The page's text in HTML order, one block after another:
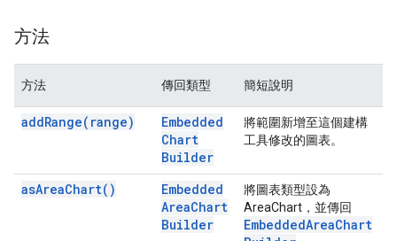
方法
方法 傳回類型 簡短說明
addRange( range)
Embedded
Chart
Builder
將範圍新增至這個建構
工具修改的圖表。
asAreaChart( )
Embedded
AreaChart
Builder
將圖表類型設為
AreaChart，並傳回
EmbeddedAreaChart